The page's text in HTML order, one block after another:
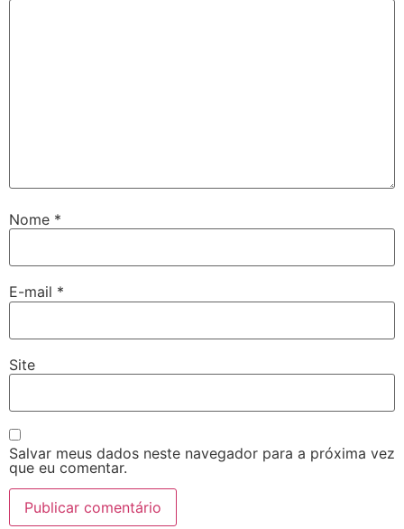
Nome *
E-mail *
Site
Salvar meus dados neste navegador para a próxima vez
que eu comentar.